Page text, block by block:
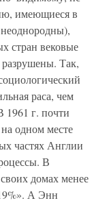
имеющиеся в
стран вековые
Так,
раса, чем
г. почти
одном месте
частях Англии
В
домах менее
А Энн